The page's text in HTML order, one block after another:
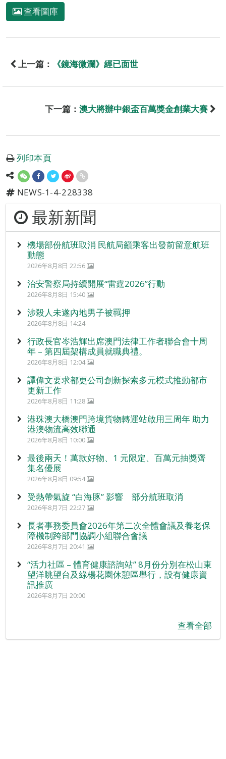
查看圖庫
上一篇： 《鏡海微瀾》經已面世
下一篇： 澳大將辦中銀盃百萬獎金創業大賽
列印本頁
NEWS-1-4-228338
最新新聞
機場部份航班取消 民航局籲乘客出發前留意航班
動態
2026年8月8日 22:56
治安警察局持續開展“雷霆2026”行動
2026年8月8日 15:40
涉殺人未遂內地男子被羈押
2026年8月8日 14:24
行政長官岑浩輝出席澳門法律工作者聯合會十周
年 – 第四屆架構成員就職典禮。
2026年8月8日 12:04
譚偉文要求都更公司創新探索多元模式推動都市
更新工作
2026年8月8日 11:28
港珠澳大橋澳門跨境貨物轉運站啟用三周年 助力
港澳物流高效聯通
2026年8月8日 10:00
最後兩天！萬款好物、1 元限定、百萬元抽獎齊
集名優展
2026年8月8日 09:54
受熱帶氣旋 “白海豚” 影響 部分航班取消
2026年8月7日 22:27
長者事務委員會2026年第二次全體會議及養老保
障機制跨部門協調小組聯合會議
2026年8月7日 20:41
“活力社區 – 體育健康諮詢站” 8月份分別在松山東
望洋眺望台及綠楊花園休憩區舉行，設有健康資
訊推廣
2026年8月7日 20:00
查看全部